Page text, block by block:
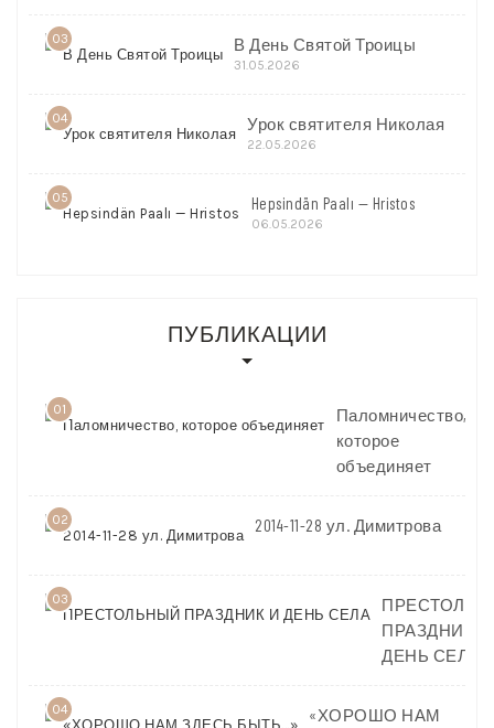
03 В День Святой Троицы
31.05.2026
04 Урок святителя Николая
22.05.2026
05 Hepsindän Paalı — Hristos
06.05.2026
ПУБЛИКАЦИИ
01
Паломничество,
которое
объединяет
02 2014-11-28 ул. Димитрова
03
ПРАЗДНИК И
ДЕНЬ СЕЛА
04
«ХОРОШО НАМ